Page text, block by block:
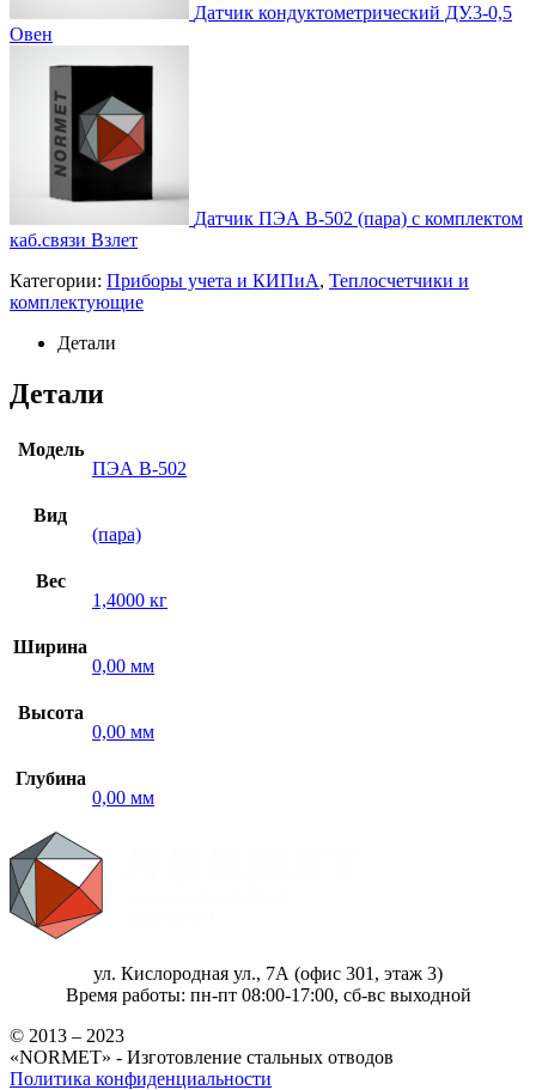
Датчик кондуктометрический ДУ.3-0,5
Овен
Датчик ПЭА В-502 (пара) с комплектом
каб.связи Взлет
Категории: Приборы учета и КИПиА, Теплосчетчики и
комплектующие
Детали
Детали
Модель
ПЭА В-502
Вид
(пара)
Вес
1,4000 кг
Ширина
0,00 мм
Высота
0,00 мм
Глубина
0,00 мм
ул. Кислородная ул., 7А (офис 301, этаж 3)
Время работы: пн-пт 08:00-17:00, сб-вс выходной
© 2013 – 2023
«NORMET» - Изготовление стальных отводов
Политика конфиденциальности